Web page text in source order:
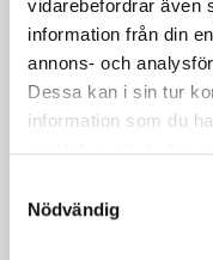
vidarebefordrar även
information från din
annons- och
Dessa kan i sin tur
information som du
samlat in när du har
Nödvändig
Mellanmjölk
1,5% laktosfri